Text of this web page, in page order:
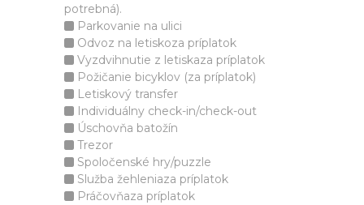
potrebná).
Parkovanie na ulici
Odvoz na letiskoza príplatok
Vyzdvihnutie z letiskaza príplatok
Požičanie bicyklov (za príplatok)
Letiskový transfer
Individuálny check-in/check-out
Úschovňa batožín
Trezor
Spoločenské hry/puzzle
Služba žehleniaza príplatok
Práčovňaza príplatok